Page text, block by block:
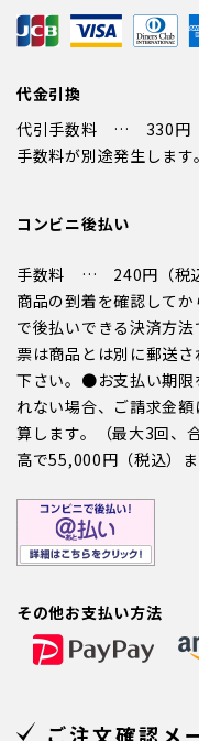
代金引換
代引手数料 … 330円
手数料が別途発生します。
コンビニ後払い
手数料 … 240円（税込
商品の到着を確認してか
で後払いできる決済方
票は商品とは別に郵送
下さい。●お支払い期限
れない場合、ご請求金
算します。（最大3回、
高で55,000円（税込）ま
その他お支払い方法
ご注文確認メ